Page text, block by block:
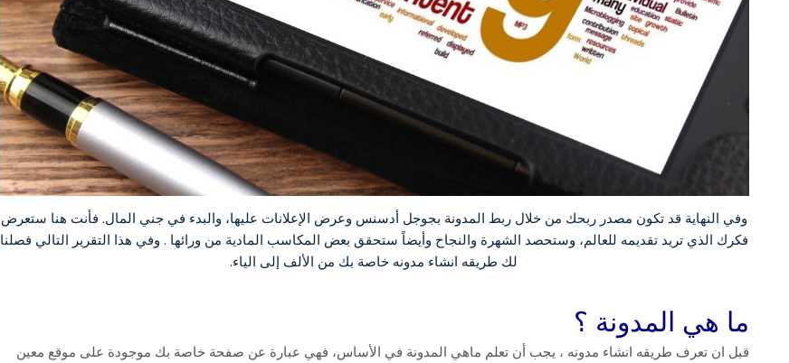
وفي النهاية قد تكون مصدر ربحك من خلال ربط المدونة بجوجل أدسنس وعرض الإعلانات عليها، والبدء في جني المال. فأنت هنا ستعرض
فكرك الذي تريد تقديمه للعالم، وستحصد الشهرة والنجاح وأيضاً ستحقق بعض المكاسب المادية من ورائها . وفي هذا التقرير التالي فصلنا
لك طريقه انشاء مدونه خاصة بك من الألف إلى الياء.
ما هي المدونة ؟
قبل ان تعرف طريقه انشاء مدونه ، يجب أن تعلم ماهي المدونة في الأساس، فهي عبارة عن صفحة خاصة بك موجودة على موقع معين